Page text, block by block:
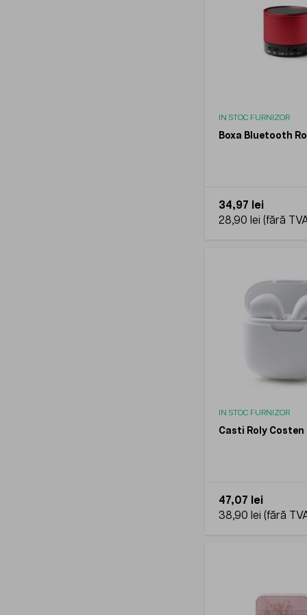
IN STOC FURNIZOR
Boxa Bluetooth
34,97 lei
28,90 lei
IN STOC FURNIZOR
Casti Roly Costen
47,07 lei
38,90 lei